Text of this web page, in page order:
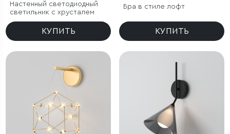
Настенный светодиодный
светильник с хрусталем
КУПИТЬ
Бра в стиле лофт
КУПИТЬ